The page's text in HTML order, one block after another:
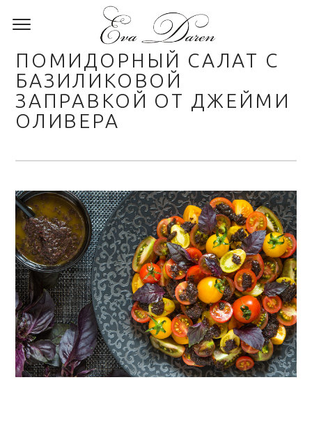
ПОМИДОРНЫЙ САЛАТ С
БАЗИЛИКОВОЙ
ЗАПРАВКОЙ ОТ ДЖЕЙМИ
ОЛИВЕРА